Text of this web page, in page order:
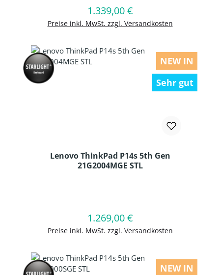
Regulärer Preis:
1.339,00 €
Preise inkl. MwSt. zzgl. Versandkosten
In den Warenkorb
NEW IN
Sehr gut
Lenovo ThinkPad P14s 5th Gen
21G2004MGE STL
Regulärer Preis:
1.269,00 €
Preise inkl. MwSt. zzgl. Versandkosten
In den Warenkorb
NEW IN